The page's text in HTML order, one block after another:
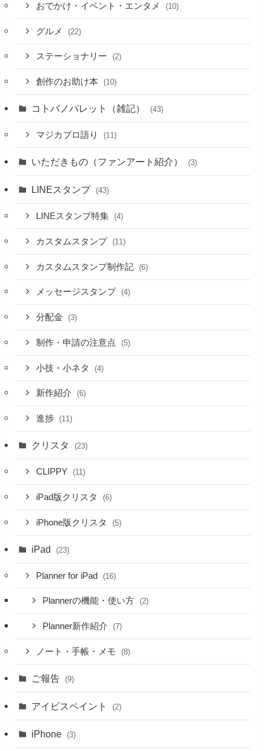
おでかけ・イベント・エンタメ (10)
グルメ (22)
ステーショナリー (2)
創作のお助け本 (10)
コトバノパレット（雑記） (43)
マジカプロ語り (11)
いただきもの（ファンアート紹介） (3)
LINEスタンプ (43)
LINEスタンプ特集 (4)
カスタムスタンプ (11)
カスタムスタンプ制作記 (6)
メッセージスタンプ (4)
分配金 (3)
制作・申請の注意点 (5)
小技・小ネタ (4)
新作紹介 (6)
進捗 (11)
クリスタ (23)
CLIPPY (11)
iPad版クリスタ (6)
iPhone版クリスタ (5)
iPad (23)
Planner for iPad (16)
Plannerの機能・使い方 (2)
Planner新作紹介 (7)
ノート・手帳・メモ (8)
ご報告 (9)
アイビスペイント (2)
iPhone (3)